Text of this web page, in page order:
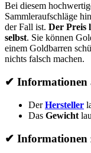
Bei diesem
Sammleraufschläge
der Fall ist. Der Preis
selbst. Sie können
einem Goldbarren
nichts falsch machen.
✔ Informationen
DerHersteller
Das Gewicht
✔ Informationen